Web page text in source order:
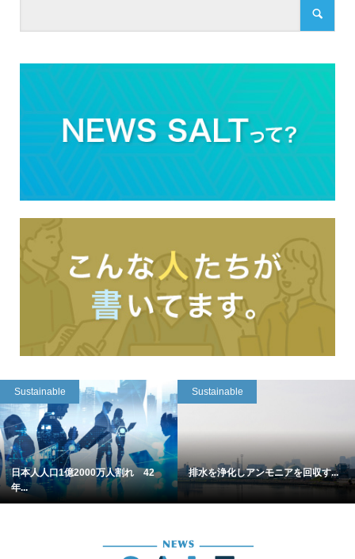
Sustainable
日本人人口1億2000万人割れ 42
年...
Sustainable
排水を浄化しアンモニアを回収す...